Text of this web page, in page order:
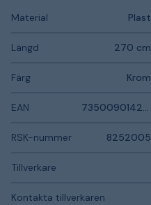
Material Plast
Längd 270 cm
Färg Krom
EAN
RSK-nummer 8252005
Tillverkare
Kontakta tillverkaren